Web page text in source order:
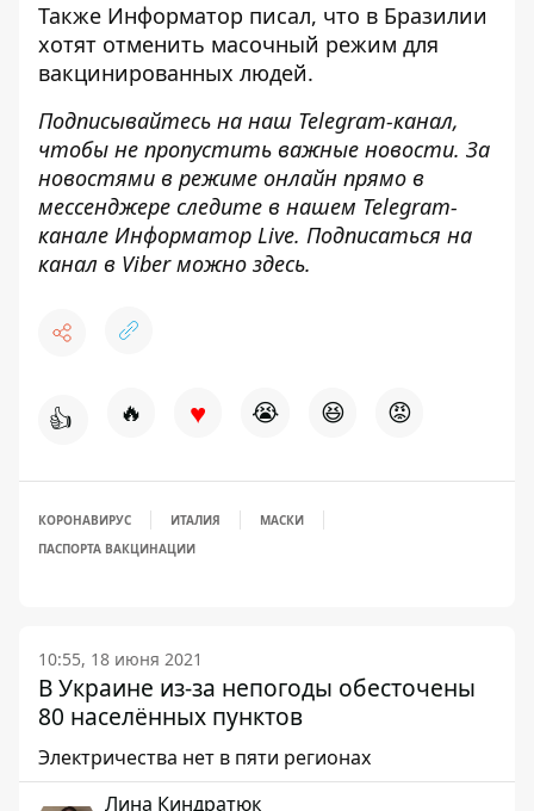
Также Информатор писал, что в Бразилии
хотят отменить масочный режим для
вакцинированных людей.
Подписывайтесь на наш Telegram-канал,
чтобы не пропустить важные новости. За
новостями в режиме онлайн прямо в
мессенджере следите в нашем Telegram-
канале Информатор Live. Подписаться на
канал в Viber можно здесь.
👍 🔥 ♥ 😭 😆 😡
КОРОНАВИРУС ИТАЛИЯ
МАСКИ
ПАСПОРТА ВАКЦИНАЦИИ
10:55, 18 июня 2021
В Украине из-за непогоды обесточены
80 населённых пунктов
Электричества нет в пяти регионах
Лина Киндратюк